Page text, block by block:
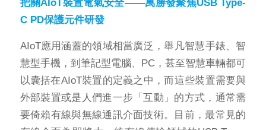
把關AIoT裝置電氣安全——萬勝發聚焦USB Type-
C PD保護元件研發
AIoT應用涵蓋的領域相當廣泛，舉凡智慧手錶、智
慧型手機，到筆記型電腦、PC，甚至智慧車輛都可
以囊括在AIoT裝置的定義之中，而這些裝置需要與
外部裝置或是人們進一步「互動」的方式，通常需
要倚賴有線與無線通訊介面技術。目前，最常見的